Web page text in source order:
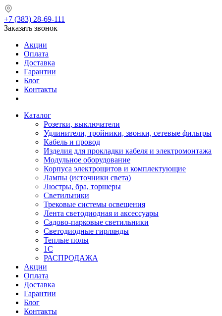
+7 (383) 28-69-111
Заказать звонок
Акции
Оплата
Доставка
Гарантии
Блог
Контакты
Каталог
Розетки, выключатели
Удлинители, тройники, звонки, сетевые фильтры
Кабель и провод
Изделия для прокладки кабеля и электромонтажа
Модульное оборудование
Корпуса электрощитов и комплектующие
Лампы (источники света)
Люстры, бра, торшеры
Светильники
Трековые системы освещения
Лента светодиодная и аксессуары
Садово-парковые светильники
Светодиодные гирлянды
Теплые полы
1С
РАСПРОДАЖА
Акции
Оплата
Доставка
Гарантии
Блог
Контакты